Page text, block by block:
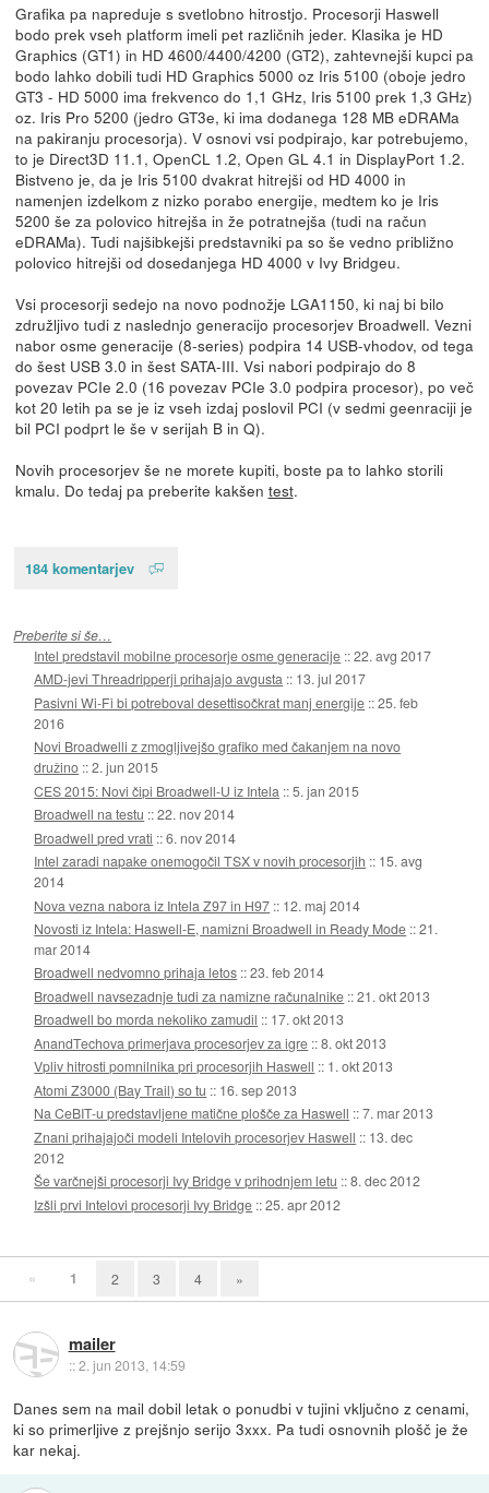
Grafika pa napreduje s svetlobno hitrostjo. Procesorji Haswell
bodo prek vseh platform imeli pet različnih jeder. Klasika je HD
Graphics (GT1) in HD 4600/4400/4200 (GT2), zahtevnejši kupci pa
bodo lahko dobili tudi HD Graphics 5000 oz Iris 5100 (oboje jedro
GT3 - HD 5000 ima frekvenco do 1,1 GHz, Iris 5100 prek 1,3 GHz)
oz. Iris Pro 5200 (jedro GT3e, ki ima dodanega 128 MB eDRAMa
na pakiranju procesorja). V osnovi vsi podpirajo, kar potrebujemo,
to je Direct3D 11.1, OpenCL 1.2, Open GL 4.1 in DisplayPort 1.2.
Bistveno je, da je Iris 5100 dvakrat hitrejši od HD 4000 in
namenjen izdelkom z nizko porabo energije, medtem ko je Iris
5200 še za polovico hitrejša in že potratnejša (tudi na račun
eDRAMa). Tudi najšibkejši predstavniki pa so še vedno približno
polovico hitrejši od dosedanjega HD 4000 v Ivy Bridgeu.
Vsi procesorji sedejo na novo podnožje LGA1150, ki naj bi bilo
združljivo tudi z naslednjo generacijo procesorjev Broadwell. Vezni
nabor osme generacije (8-series) podpira 14 USB-vhodov, od tega
do šest USB 3.0 in šest SATA-III. Vsi nabori podpirajo do 8
povezav PCIe 2.0 (16 povezav PCIe 3.0 podpira procesor), po več
kot 20 letih pa se je iz vseh izdaj poslovil PCI (v sedmi geenraciji je
bil PCI podprt le še v serijah B in Q).
Novih procesorjev še ne morete kupiti, boste pa to lahko storili
kmalu. Do tedaj pa preberite kakšen test.
184 komentarjev
Preberite si še…
Intel predstavil mobilne procesorje osme generacije ::22. avg 2017
AMD-jevi Threadripperji prihajajo avgusta :: 13. jul 2017
Pasivni Wi-Fi bi potreboval desettisočkrat manj energije ::25. feb
2016
Novi Broadwelli z zmogljivejšo grafiko med čakanjem na novo
družino ::2. jun 2015
CES 2015: Novi čipi Broadwell-U iz Intela ::5. jan 2015
Broadwell na testu ::22. nov 2014
Broadwell pred vrati ::6. nov 2014
Intel zaradi napake onemogočil TSX v novih procesorjih :: 15. avg
2014
Nova vezna nabora iz Intela Z97 in H97 :: 12. maj 2014
Novosti iz Intela: Haswell-E, namizni Broadwell in Ready Mode ::21.
mar 2014
Broadwell nedvomno prihaja letos ::23. feb 2014
Broadwell navsezadnje tudi za namizne računalnike ::21. okt 2013
Broadwell bo morda nekoliko zamudil :: 17. okt 2013
AnandTechova primerjava procesorjev za igre ::8. okt 2013
Vpliv hitrosti pomnilnika pri procesorjih Haswell :: 1. okt 2013
Atomi Z3000 (Bay Trail) so tu :: 16. sep 2013
Na CeBIT-u predstavljene matične plošče za Haswell ::7. mar 2013
Znani prihajajoči modeli Intelovih procesorjev Haswell :: 13. dec
2012
Še varčnejši procesorji Ivy Bridge v prihodnjem letu ::8. dec 2012
Izšli prvi Intelovi procesorji Ivy Bridge ::25. apr 2012
« 1 2 3 4 »
mailer
::2. jun 2013, 14:59
Danes sem na mail dobil letak o ponudbi v tujini vključno z cenami,
ki so primerljive z prejšnjo serijo 3xxx. Pa tudi osnovnih plošč je že
kar nekaj.